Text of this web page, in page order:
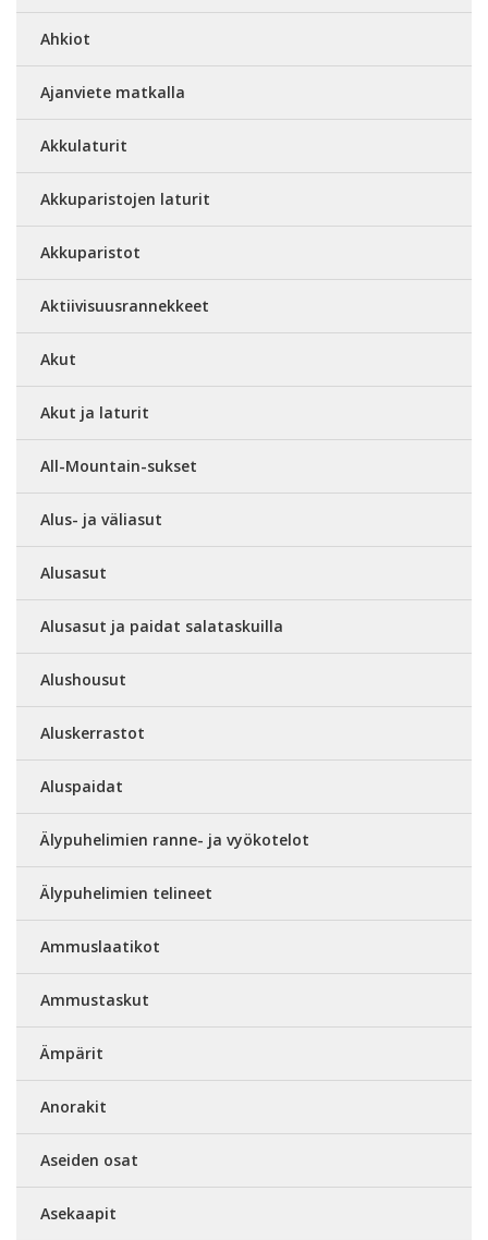
Ahkiot
Ajanviete matkalla
Akkulaturit
Akkuparistojen laturit
Akkuparistot
Aktiivisuusrannekkeet
Akut
Akut ja laturit
All-Mountain-sukset
Alus- ja väliasut
Alusasut
Alusasut ja paidat salataskuilla
Alushousut
Aluskerrastot
Aluspaidat
Älypuhelimien ranne- ja vyökotelot
Älypuhelimien telineet
Ammuslaatikot
Ammustaskut
Ämpärit
Anorakit
Aseiden osat
Asekaapit